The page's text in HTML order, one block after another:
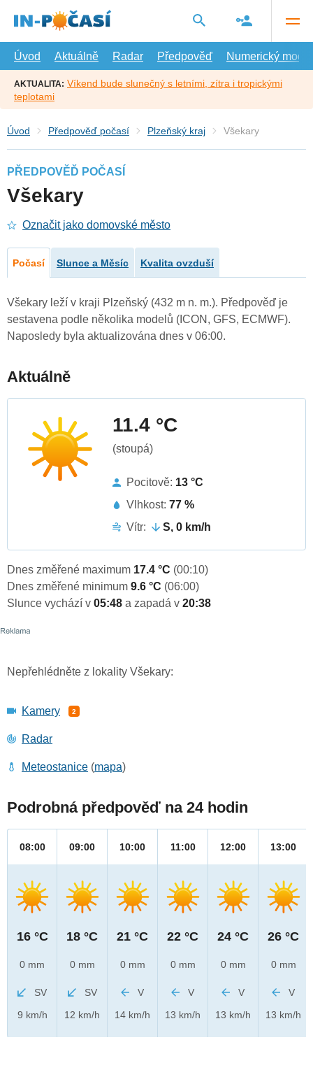
hlavní
Úvod
Aktuálně Radar Předpověď Numerický model
AKTUALITA: Víkend bude slunečný s letními, zítra i tropickými
teplotami
Úvod Předpověď počasí Plzeňský kraj Všekary
PŘEDPOVĚĎ POČASÍ
Všekary
Označit jako domovské město
Počasí Slunce a Měsíc Kvalita ovzduší
Všekary leží v kraji Plzeňský (432 m n. m.). Předpověď je
sestavena podle několika modelů (ICON, GFS, ECMWF).
Naposledy byla aktualizována dnes v 06:00.
Aktuálně
11.4 °C
(stoupá)
Pocitově: 13 °C
Vlhkost: 77 %
Vítr:
S, 0 km/h
Dnes změřené maximum 17.4 °C (00:10)
Dnes změřené minimum 9.6 °C (06:00)
Slunce vychází v 05:48 a zapadá v 20:38
Nepřehlédněte z lokality Všekary:
Kamery 2
Radar
Meteostanice (mapa)
Podrobná předpověď na 24 hodin
08:00
16 °C
0 mm
SV
9 km/h
09:00
18 °C
0 mm
SV
12 km/h
10:00
21 °C
0 mm
V
14 km/h
11:00
22 °C
0 mm
V
13 km/h
12:00
24 °C
0 mm
V
13 km/h
13:00
26 °C
0 mm
V
13 km/h